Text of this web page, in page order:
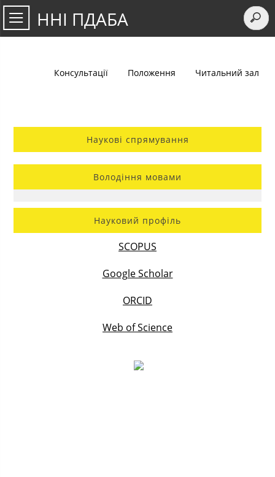
ННІ ПДАБА
Консультації Положення Читальний зал
Наукові спрямування
Володіння мовами
Науковий профіль
SCOPUS
Google Scholar
ORCID
Web of Science